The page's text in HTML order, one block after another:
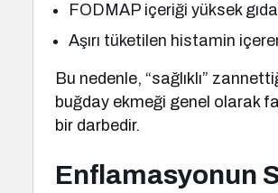
FODMAP içeriği yüksek
Aşırı tüketilen histamin
Bu nedenle, “sağlıklı”
buğday ekmeği genel olarak
bir darbedir.
Enflamasyonun